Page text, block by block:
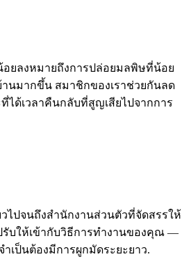
อยลงหมายถึงการปล่อยมลพิษที่น้อย
านมากขึ้น สมาชิกของเราช่วยกันลด
ได้เวลาคืนกลับที่สูญเสียไปจากการ
ไปจนถึงสำนักงานส่วนตัวที่จัดสรรให้
รับให้เข้ากับวิธีการทำงานของคุณ —
เป็นต้องมีการผูกมัดระยะยาว.